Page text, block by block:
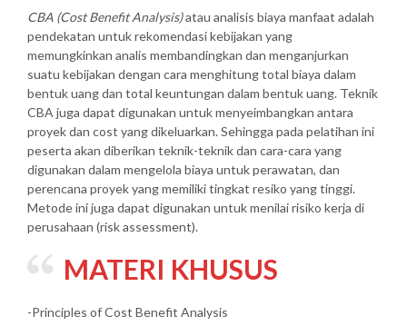
CBA (Cost Benefit Analysis)atau analisis biaya manfaat adalah
pendekatan untuk rekomendasi kebijakan yang
memungkinkan analis membandingkan dan menganjurkan
suatu kebijakan dengan cara menghitung total biaya dalam
bentuk uang dan total keuntungan dalam bentuk uang. Teknik
CBA juga dapat digunakan untuk menyeimbangkan antara
proyek dan cost yang dikeluarkan. Sehingga pada pelatihan ini
peserta akan diberikan teknik-teknik dan cara-cara yang
digunakan dalam mengelola biaya untuk perawatan, dan
perencana proyek yang memiliki tingkat resiko yang tinggi.
Metode ini juga dapat digunakan untuk menilai risiko kerja di
perusahaan (risk assessment).
MATERI KHUSUS
-Principles of Cost Benefit Analysis